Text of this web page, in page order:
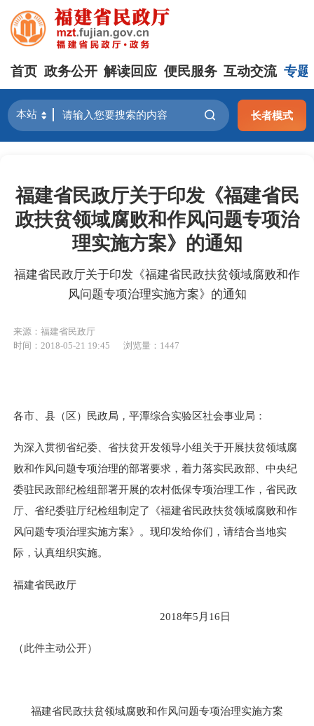
首页 政务公开 解读回应 便民服务 互动交流 专题
长者模式
福建省民政厅关于印发《福建省民
政扶贫领域腐败和作风问题专项治
理实施方案》的通知
福建省民政厅关于印发《福建省民政扶贫领域腐败和作
风问题专项治理实施方案》的通知
来源：福建省民政厅
时间：2018-05-21 19:45
浏览量：1447
各市、县（区）民政局，平潭综合实验区社会事业局：
为深入贯彻省纪委、省扶贫开发领导小组关于开展扶贫领域腐
败和作风问题专项治理的部署要求，着力落实民政部、中央纪
委驻民政部纪检组部署开展的农村低保专项治理工作，省民政
厅、省纪委驻厅纪检组制定了《福建省民政扶贫领域腐败和作
风问题专项治理实施方案》 。现印发给你们，请结合当地实
际，认真组织实施。
福建省民政厅
2018年5 月 16日
（此件主动公开）
福建省民政扶贫领域腐败和作风问题专项治理实施方案